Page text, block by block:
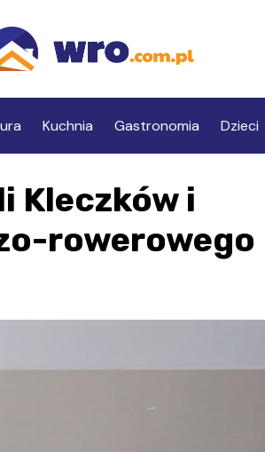
Kuchnia Gastronomia Dzieci
Kleczków i
rowerowego